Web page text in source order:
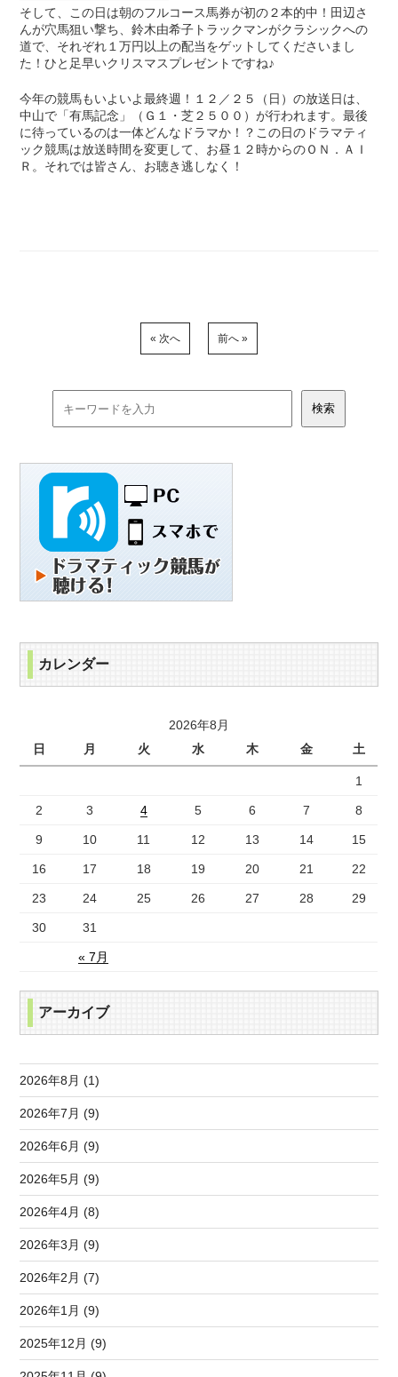
そして、この日は朝のフルコース馬券が初の２本的中！田辺さ
んが穴馬狙い撃ち、鈴木由希子トラックマンがクラシックへの
道で、それぞれ１万円以上の配当をゲットしてくださいまし
た！ひと足早いクリスマスプレゼントですね♪
今年の競馬もいよいよ最終週！１２／２５（日）の放送日は、
中山で「有馬記念」（Ｇ１・芝２５００）が行われます。最後
に待っているのは一体どんなドラマか！？この日のドラマティ
ック競馬は放送時間を変更して、お昼１２時からのＯＮ．ＡＩ
Ｒ。それでは皆さん、お聴き逃しなく！
« 次へ 前へ »
カレンダー
2026年8月
日
月 火 水 木 金 土
« 7月
1
2 3 4 5 6 7 8
9 10 11 12 13 14 15
16 17 18 19 20 21 22
23 24 25 26 27 28 29
30 31
アーカイブ
2026年8月 (1)
2026年7月 (9)
2026年6月 (9)
2026年5月 (9)
2026年4月 (8)
2026年3月 (9)
2026年2月 (7)
2026年1月 (9)
2025年12月 (9)